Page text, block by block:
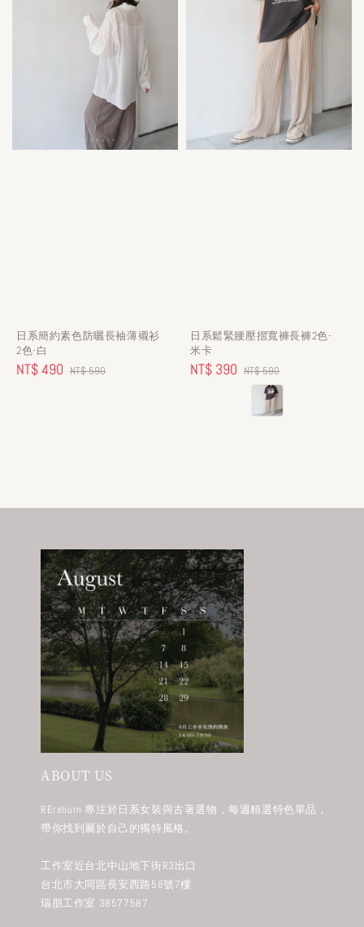
日系簡約素色防曬長袖薄襯衫
2色-白
Sale
NT$ 490 Regular
NT$ 590
日系鬆緊腰壓摺寬褲長褲2色-
米卡
Sale
NT$ 390 Regular
price
NT$ 590
ABOUT US
REreburn 專注於日系女裝與古著選物，每週精選特色單品，
帶你找到屬於自己的獨特風格。
工作室近台北中山地下街R3出口
台北市大同區長安西路58號7樓
瑞朋工作室 38577587